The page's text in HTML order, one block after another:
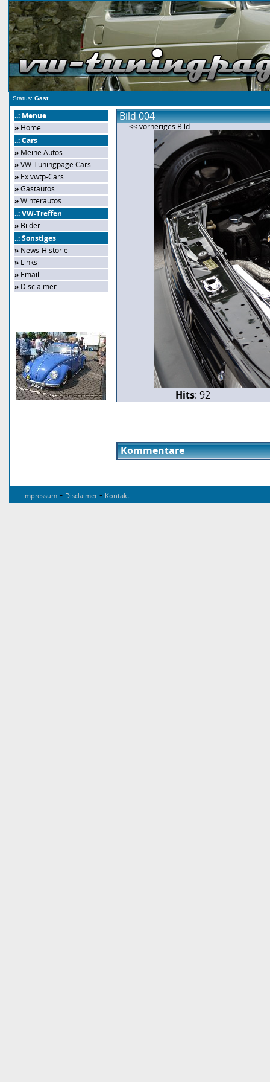
Status: Gast
..: Menue
» Home
..: Cars
» Meine Autos
»VW-Tuningpage Cars
» Ex vwtp-Cars
»Gastautos
»Winterautos
..: VW-Treffen
» Bilder
..: Sonstiges
» News-Historie
» Links
» Email
» Disclaimer
Bild 004
<< vorheriges Bild
Hits: 92
Kommentare
Impressum - Disclaimer- Kontakt